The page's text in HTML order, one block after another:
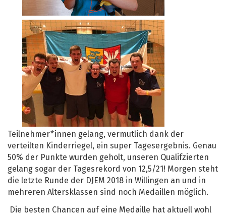
Teilnehmer*innen gelang, vermutlich dank der
verteilten Kinderriegel, ein super Tagesergebnis. Genau
50% der Punkte wurden geholt, unseren Qualifzierten
gelang sogar der Tagesrekord von 12,5/21! Morgen steht
die letzte Runde der DJEM 2018 in Willingen an und in
mehreren Altersklassen sind noch Medaillen möglich.
Die besten Chancen auf eine Medaille hat aktuell wohl